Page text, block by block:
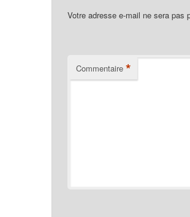
Votre adresse e-mail ne sera pas
Commentaire *